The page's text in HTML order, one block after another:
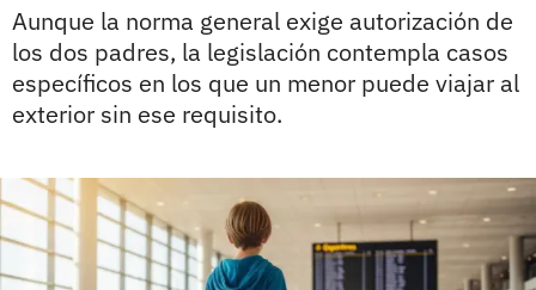
Aunque la norma general exige autorización de
los dos padres, la legislación contempla casos
específicos en los que un menor puede viajar al
exterior sin ese requisito.